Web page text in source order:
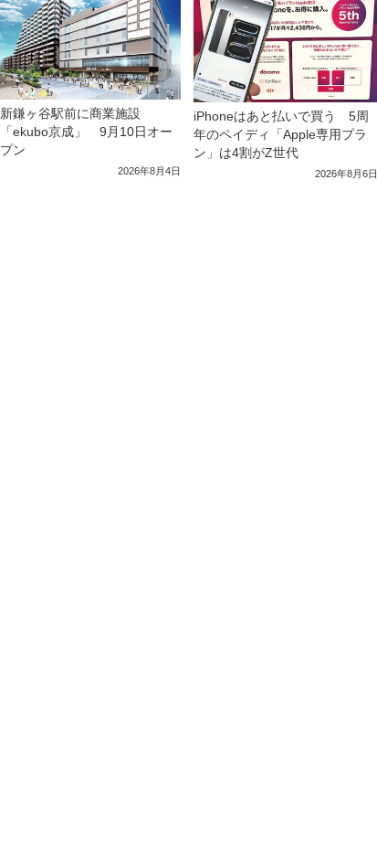
新鎌ヶ谷駅前に商業施設
「ekubo京成」 9月10日オー
プン
2026年8月4日
iPhoneはあと払いで買う 5周
年のペイディ「Apple専用プラ
ン」は4割がZ世代
2026年8月6日